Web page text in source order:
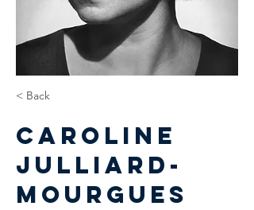
< Back
Caroline
JULLIARD-
MOURGUES